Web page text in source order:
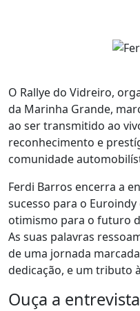
O Rallye do Vidreiro,
da Marinha Grande,
ao ser transmitido ao
reconhecimento e
comunidade
Ferdi Barros encerra a
sucesso para o
otimismo para o futuro
As suas palavras
de uma jornada
dedicação, e um tributo
Ouça a